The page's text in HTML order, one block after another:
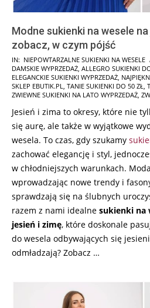
Modne sukienki na wesele
zobacz, w czym pójść
2025-
10-
18
IN: NIEPOWTARZALNE SUKIENKI NA WESELE
DAMSKIE WYPRZEDAŻ ALLEGRO SUKIENKI
ELEGANCKIE SUKIENKI WYPRZEDAŻ
SKLEP EBUTIK.PL
TANIE SUKIENKI DO 50 ZŁ
ZWIEWNE SUKIENKI NA LATO WYPRZEDAŻ
Jesień i zima to okresy, które nie
się aurę, ale także w wyjątkowe
wesela. To czas, gdy szukamy
zachować elegancję i styl,
w chłodniejszych warunkach.
wprowadzając nowe trendy i
sprawdzają się na ślubnych
razem z nami idealne sukienki na
jesień i zimę, które doskonale
do wesela odbywających się
odmładzają? Zobacz …